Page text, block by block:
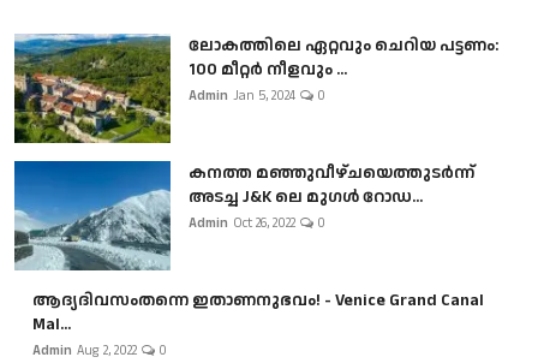
ലോകത്തിലെ ഏറ്റവും ചെറിയ പട്ടണം:
100 മീറ്റർ നീളവും ...
Admin Jan 5, 2024 0
കനത്ത മഞ്ഞുവീഴ്ചയെത്തുടർന്ന്
അടച്ച J&K ലെ മുഗൾ റോഡ...
Admin Oct 26, 2022 0
ആദ്യദിവസംതന്നെ ഇതാണനുഭവം! - Venice Grand Canal
Mal...
Admin Aug 2, 2022 0